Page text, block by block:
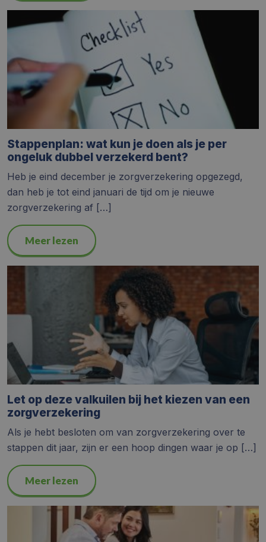
Stappenplan: wat kun je doen als je per
ongeluk dubbel verzekerd bent?
Heb je eind december je zorgverzekering opgezegd,
dan heb je tot eind januari de tijd om je nieuwe
zorgverzekering af […]
Meer lezen
Let op deze valkuilen bij het kiezen van een
zorgverzekering
Als je hebt besloten om van zorgverzekering over te
stappen dit jaar, zijn er een hoop dingen waar je op […]
Meer lezen